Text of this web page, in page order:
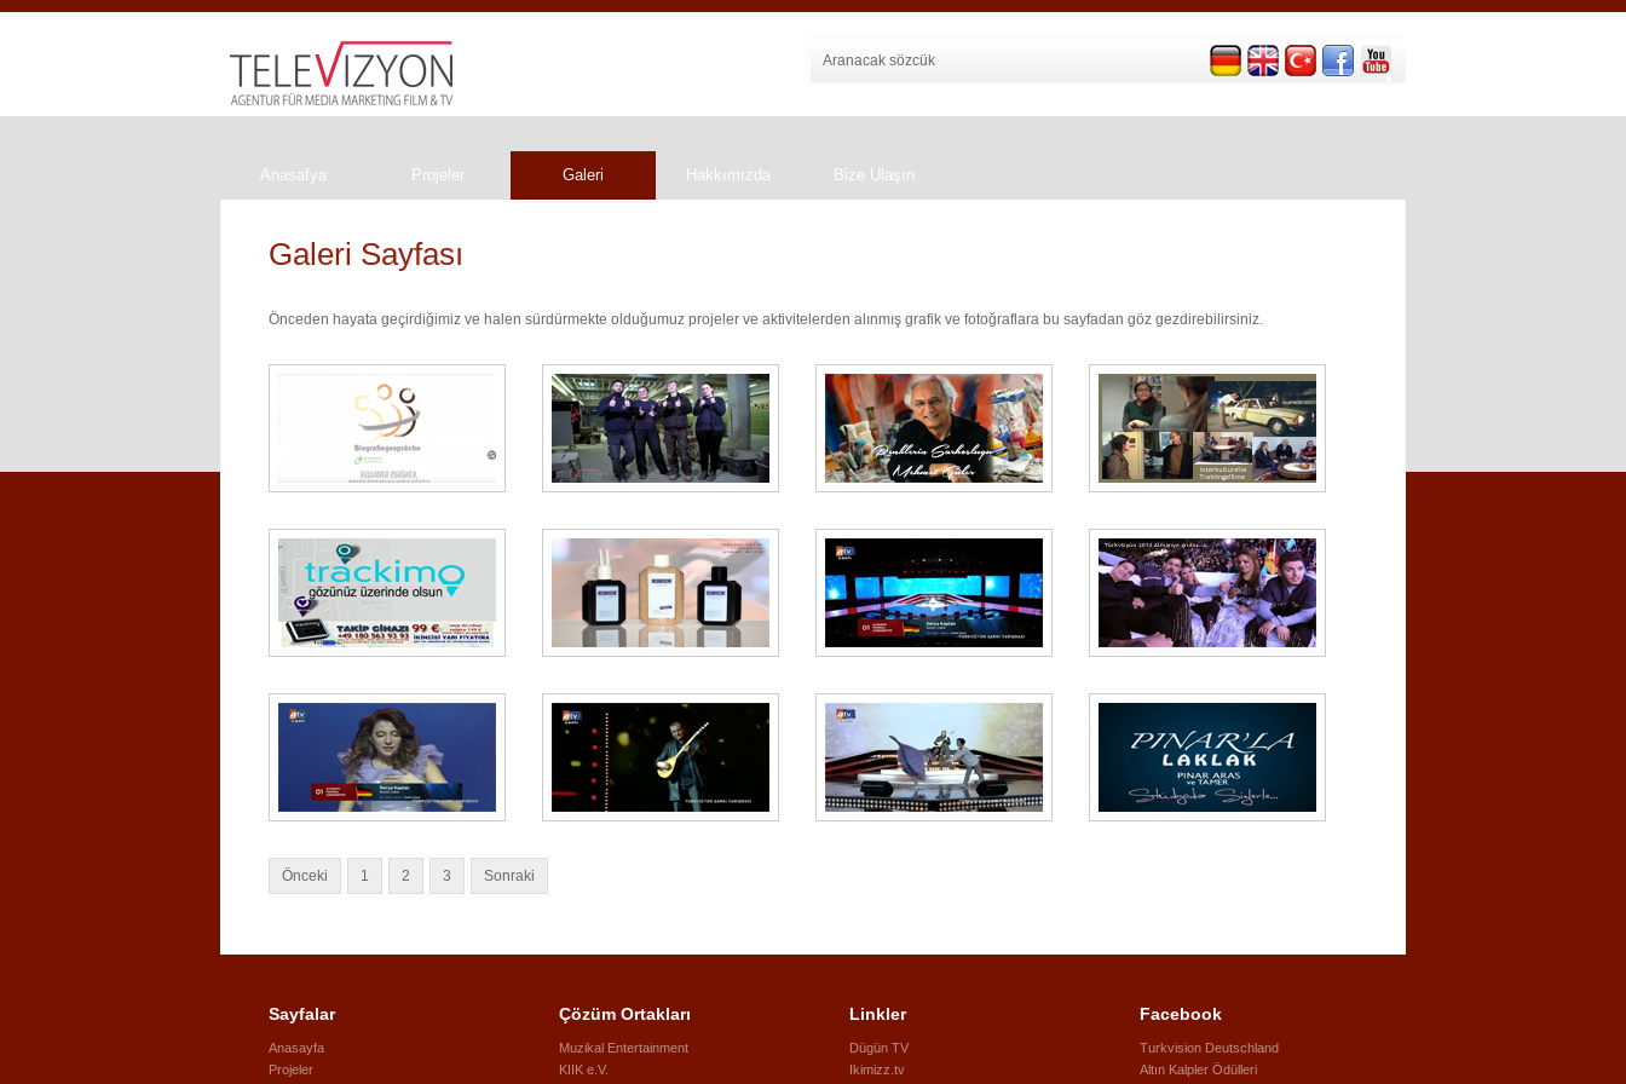
Anasafya Projeler Galeri Hakkımızda Bize Ulaşın
Galeri Sayfası
Önceden hayata geçirdiğimiz ve halen sürdürmekte olduğumuz projeler ve aktivitelerden alınmış grafik ve fotoğraflara bu sayfadan göz gezdirebilirsiniz.
Önceki 1 2 3 Sonraki
Sayfalar
Anasayfa
Projeler
Çözüm Ortakları
Muzikal Entertainment
KIIK e.V.
Linkler
Dügün TV
Ikimizz.tv
Facebook
Turkvision Deutschland
Altın Kalpler Ödülleri